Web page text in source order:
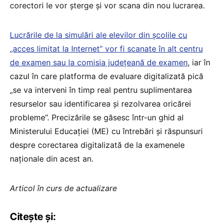
corectori le vor șterge și vor scana din nou lucrarea.
Lucrările de la simulări ale elevilor din școlile cu
„acces limitat la Internet” vor fi scanate în alt centru
de examen sau la comisia județeană de examen, iar în
cazul în care platforma de evaluare digitalizată pică
„se va interveni în timp real pentru suplimentarea
resurselor sau identificarea și rezolvarea oricărei
probleme”. Precizările se găsesc într-un ghid al
Ministerului Educației (ME) cu întrebări și răspunsuri
despre corectarea digitalizată de la examenele
naționale din acest an.
Articol în curs de actualizare
Citește și: